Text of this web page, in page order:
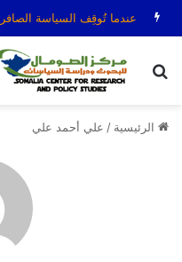
عندما تُوقِف السياسة
بحث عن
الرئيسية / علي أحمد علي